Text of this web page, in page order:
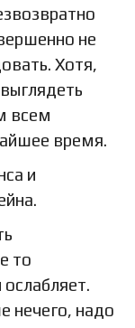
не
Хотя,
всем
время.
и
то
нечего, надо